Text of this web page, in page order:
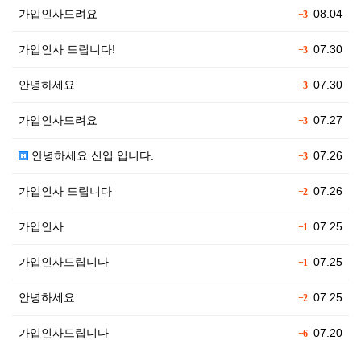
+308.04
가입인사드려요
+307.30
가입인사 드립니다!
+307.30
안녕하세요
+307.27
가입인사드려요
+307.26
안녕하세요 신입 입니다.
+207.26
가입인사 드립니다
+1 07.25
가입인사
+1 07.25
가입인사드립니다
+207.25
안녕하세요
+607.20
가입인사드립니다